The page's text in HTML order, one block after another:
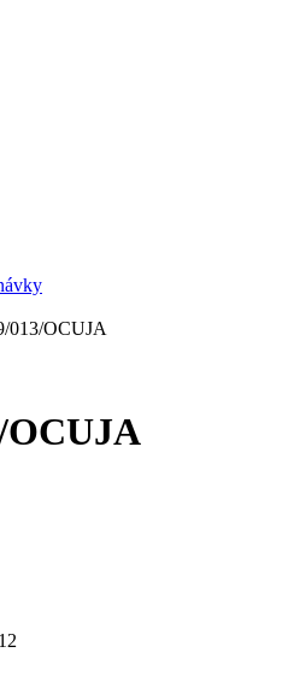
013/OCUJA
OCUJA